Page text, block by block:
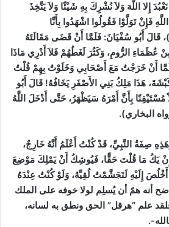
إِلا اللَّهَ وَلاَ نُشْرِكَ بِهِ شَيْئًا وَلاَ يَتَّخِذَ
فَإِنْ تَوَلَّوْا فَقُولُوا اشْهَدُوا بِأَنَّا
، قَالَ أَبُو سُفْيَانَ: فَلَمَّا أَنْ قَضَى مَقَالَتَهُ
الرُّومِ، وَكَثُرَ لَغَطُهُمْ فَلاَ أَدْرِي مَاذَا
فَلَمَّا أَنْ خَرَجْتُ مَعَ أَصْحَابِي وَخَلَوْتُ بِهِمْ قُلْتُ
هَذَا مَلِكُ بَنِي الأَصْفَرِ يَخَافُهُ! قَالَ أَبُو
مُسْتَيْقِنًا بِأَنَّ أَمْرَهُ سَيَظْهَرُ، حَتَّى أَدْخَلَ اللَّهُ
البخاري).
صِفَةُ النَّبِيِّ، قَدْ كُنْتُ أَعْلَمُ أَنَّهُ خَارِجٌ،
يَكُ مَا قُلْتَ حَقًّا، فَيُوشِكُ أَنْ يَمْلِكَ مَوْضِعَ
أَخْلُصَ إِلَيْهِ لَتَجَشَّمْتُ لُقِيَّهُ، وَلَوْ كُنْتُ عِنْدَهُ
أنه همً أن يُسلِم لولا خوفه على الملك
علم “هرقل” الحق ونطق به لسانه،
.